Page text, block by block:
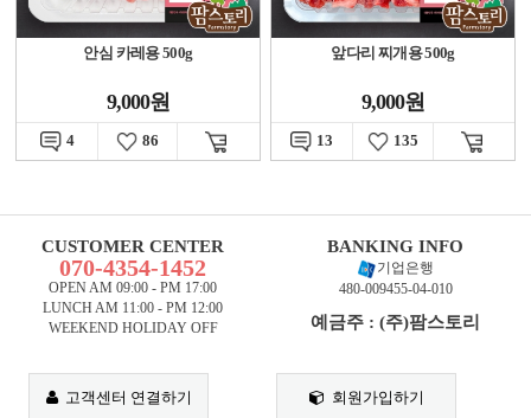
안심 카레용 500g
9,000원
4 86
앞다리 찌개용 500g
9,000원
13 135
CUSTOMER CENTER
070-4354-1452
OPEN AM 09:00 - PM 17:00
LUNCH AM 11:00 - PM 12:00
WEEKEND HOLIDAY OFF
BANKING INFO
기업은행
480-009455-04-010
예금주 : (주)팜스토리
고객센터 연결하기 회원가입하기